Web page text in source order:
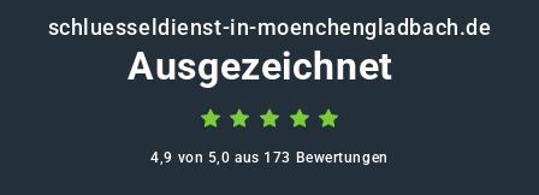
schluesseldienst-in-moenchengladbach.de
Ausgezeichnet
4,9 von 5,0 aus 173 Bewertungen